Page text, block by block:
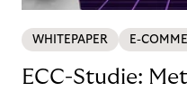
WHITEPAPER E-
ECC-Studie: